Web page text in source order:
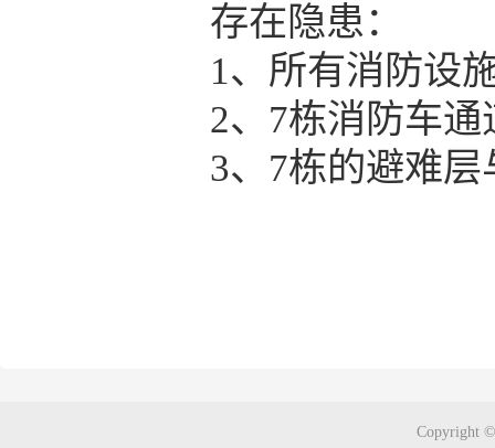
存在隐患：
1、所有消防设施
2、7栋消防车通
3、7栋的避难层
Copyright